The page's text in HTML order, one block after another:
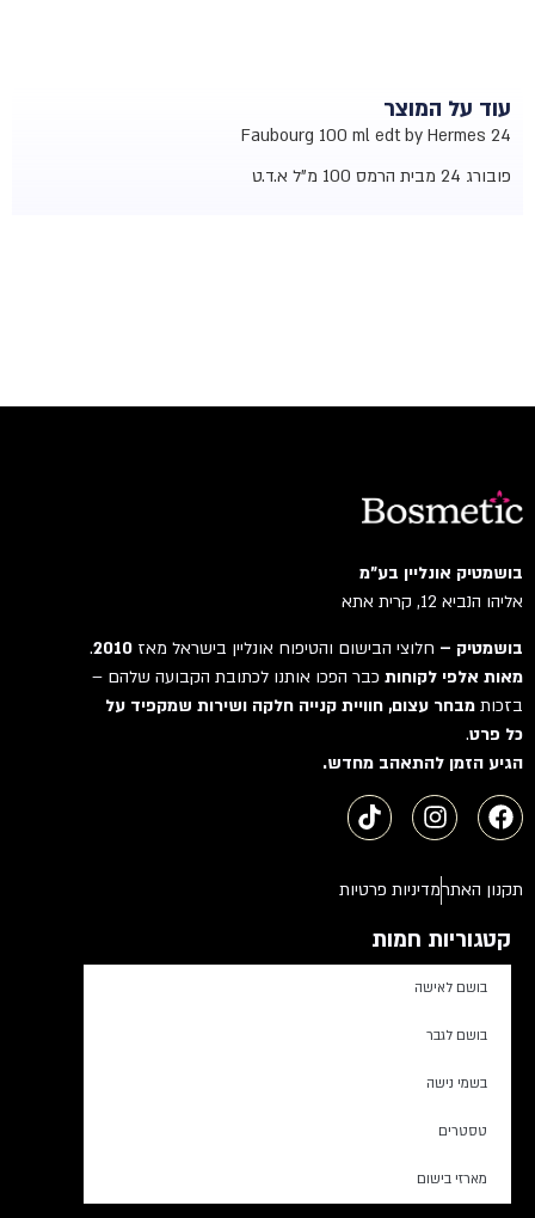
עוד על המוצר
24 Faubourg 100 ml edt by Hermes
פובורג 24 מבית הרמס 100 מ"ל א.ד.ט
בושמטיק אונליין בע"מ
אליהו הנביא 12, קרית אתא
בושמטיק –חלוצי הבישום והטיפוח אונליין בישראל מאז2010
.
מאות אלפי לקוחותכבר הפכו אותנו לכתובת הקבועה שלהם –
בזכותמבחר עצום, חוויית קנייה חלקה ושירות שמקפיד על
כל פרט.
הגיע הזמן להתאהב מחדש.
תקנון האתרמדיניות פרטיות
קטגוריות חמות
בושם לאישה
בושם לגבר
בשמי נישה
טסטרים
מארזי בישום